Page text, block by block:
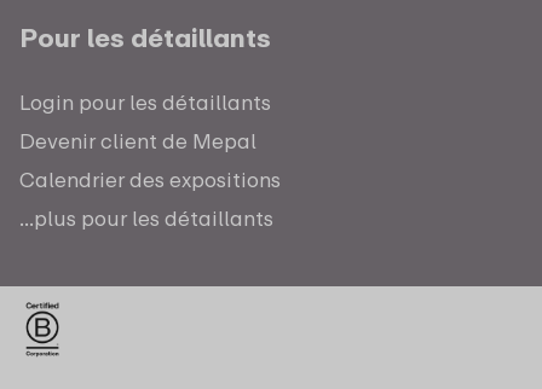
Pour les détaillants
Login pour les détaillants
Devenir client de Mepal
Calendrier des expositions
...plus pour les détaillants